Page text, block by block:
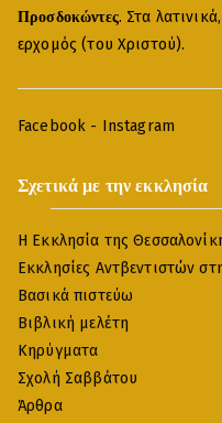
Προσδοκώντες. Στα
ερχομός (του Χριστού).
Facebook - Instagram
Σχετικά με την εκκλησία
Η Εκκλησία της
Εκκλησίες Αντβεντιστών
Βασικά πιστεύω
Βιβλική μελέτη
Κηρύγματα
Σχολή Σαββάτου
Άρθρα